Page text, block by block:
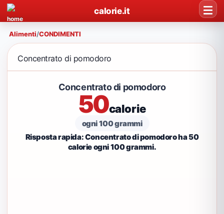
calorie.it
Alimenti/CONDIMENTI
Concentrato di pomodoro
Concentrato di pomodoro
50calorie
ogni 100 grammi
Risposta rapida: Concentrato di pomodoro ha 50
calorie ogni 100 grammi.